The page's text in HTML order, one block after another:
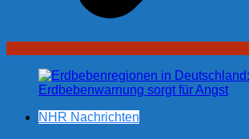
NHR Nachrichten